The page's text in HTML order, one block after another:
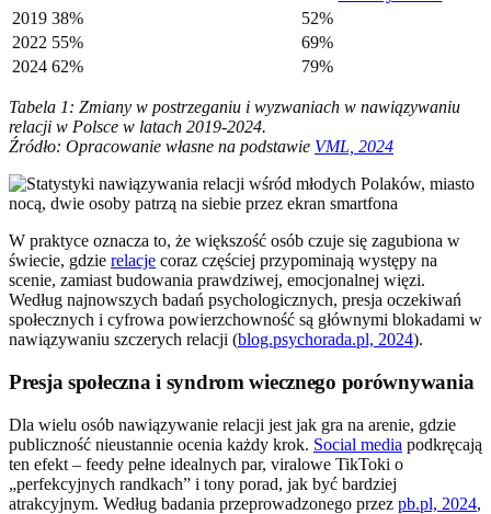
2019 38%
52%
2022 55%
69%
2024 62% 79%
Tabela 1: Zmiany w postrzeganiu i wyzwaniach w nawiązywaniu
relacji w Polsce w latach 2019-2024.
Źródło: Opracowanie własne na podstawie VML, 2024
W praktyce oznacza to, że większość osób czuje się zagubiona w
świecie, gdzie relacje coraz częściej przypominają występy na
scenie, zamiast budowania prawdziwej, emocjonalnej więzi.
Według najnowszych badań psychologicznych, presja oczekiwań
społecznych i cyfrowa powierzchowność są głównymi blokadami w
nawiązywaniu szczerych relacji (blog.psychorada.pl, 2024).
Presja społeczna i syndrom wiecznego porównywania
Dla wielu osób nawiązywanie relacji jest jak gra na arenie, gdzie
publiczność nieustannie ocenia każdy krok. Social media podkręcają
ten efekt – feedy pełne idealnych par, viralowe TikToki o
„perfekcyjnych randkach” i tony porad, jak być bardziej
atrakcyjnym. Według badania przeprowadzonego przez pb.pl, 2024,